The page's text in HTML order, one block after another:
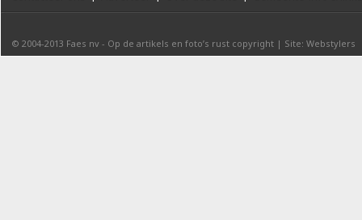
© 2004-2013 Faes nv - Op de artikels en foto’s rust copyright | Site: Webstylers